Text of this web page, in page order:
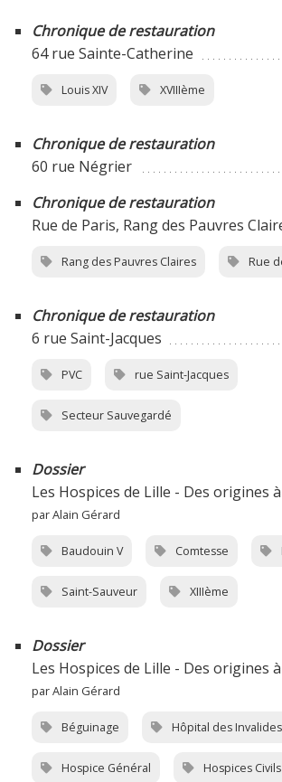
Chronique de restauration
64 rue Sainte-Catherine
Louis XIV XVIIIème
Chronique de restauration
60 rue Négrier
Chronique de restauration
Rue de Paris, Rang des Pauvres
Rang des Pauvres Claires Rue
Chronique de restauration
6 rue Saint-Jacques
PVC rue Saint-Jacques
Secteur Sauvegardé
Dossier
Les Hospices de Lille - Des origines
par Alain Gérard
Baudouin V Comtesse
Saint-Sauveur XIIIème
Dossier
Les Hospices de Lille - Des origines
par Alain Gérard
Béguinage Hôpital des Invalides
Hospice Général Hospices Civils